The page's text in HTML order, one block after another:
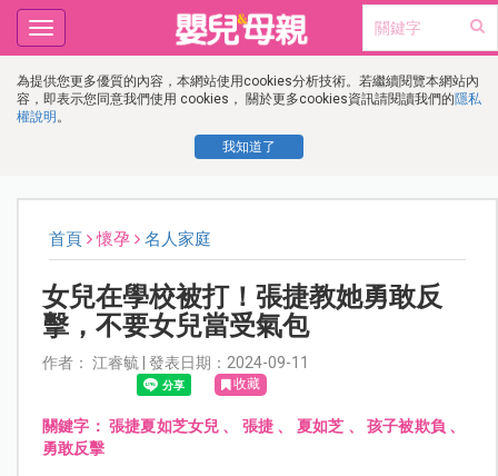
為提供您更多優質的內容，本網站使用cookies分析技術。若繼續閱覽本網站內
容，即表示您同意我們使用 cookies， 關於更多cookies資訊請閱讀我們的隱私
權說明 。
我知道了
Toggle
navigation
首頁 懷孕 名人家庭
女兒在學校被打！張捷教她勇敢反
擊，不要女兒當受氣包
作者： 江睿毓 | 發表日期：2024-09-11
收藏
關鍵字： 張捷夏如芝女兒 、 張捷 、 夏如芝 、 孩子被欺負 、
勇敢反擊